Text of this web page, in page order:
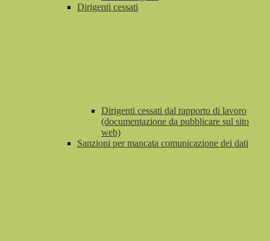
Dirigenti cessati
Dirigenti cessati dal rapporto di lavoro
(documentazione da pubblicare sul sito
web)
Sanzioni per mancata comunicazione dei dati